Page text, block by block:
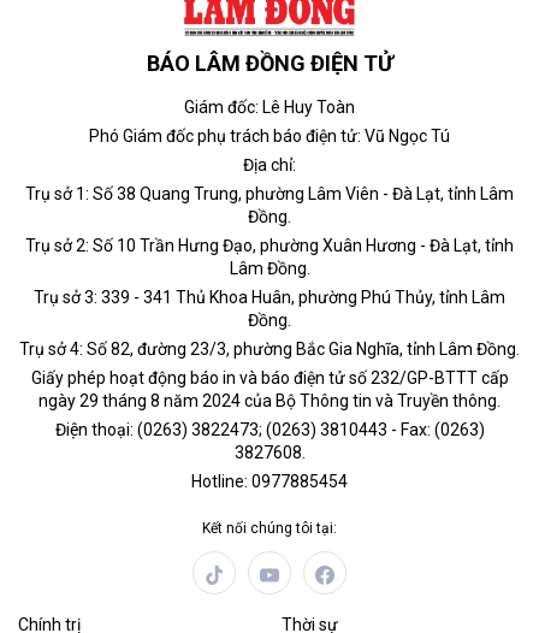
BÁO LÂM ĐỒNG ĐIỆN TỬ
Giám đốc: Lê Huy Toàn
Phó Giám đốc phụ trách báo điện tử: Vũ Ngọc Tú
Địa chỉ:
Trụ sở 1: Số 38 Quang Trung, phường Lâm Viên - Đà Lạt, tỉnh Lâm
Đồng.
Trụ sở 2: Số 10 Trần Hưng Đạo, phường Xuân Hương - Đà Lạt, tỉnh
Lâm Đồng.
Trụ sở 3: 339 - 341 Thủ Khoa Huân, phường Phú Thủy, tỉnh Lâm
Đồng.
Trụ sở 4: Số 82, đường 23/3, phường Bắc Gia Nghĩa, tỉnh Lâm Đồng.
Giấy phép hoạt động báo in và báo điện tử số 232/GP-BTTT cấp
ngày 29 tháng 8 năm 2024 của Bộ Thông tin và Truyền thông.
Điện thoại: (0263) 3822473; (0263) 3810443 - Fax: (0263)
3827608.
Hotline: 0977885454
Kết nối chúng tôi tại:
Chính trị Thời sự